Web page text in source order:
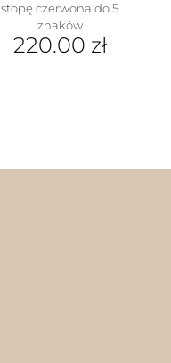
stopę czerwona do 5
znaków
220.00 zł